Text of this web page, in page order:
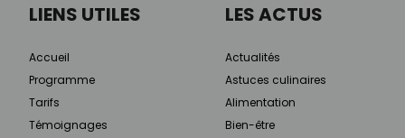
LIENS UTILES
Accueil
Programme
Tarifs
Témoignages
LES ACTUS
Actualités
Astuces culinaires
Alimentation
Bien-être